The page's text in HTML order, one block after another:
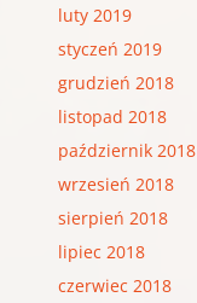
luty 2019
styczeń 2019
grudzień 2018
listopad 2018
październik 2018
wrzesień 2018
sierpień 2018
lipiec 2018
czerwiec 2018